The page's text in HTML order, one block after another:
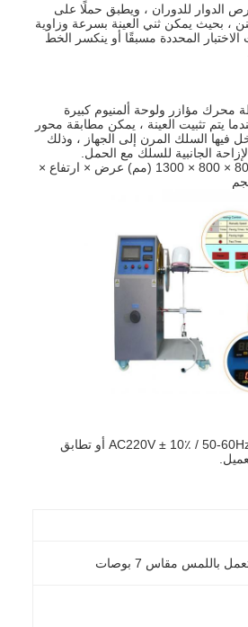
الدوار للدوران ، ويطبق حملًا على
، بحيث يمكن ثني العينة بسرعة وزاوية
المحددة مسبقًا أو ينكسر الخط
محرك مؤازر ولوحة ألمنيوم كبيرة
يتم تثبيت العينة ، يمكن مطابقة محور
فيها السلك المرن إلى الجهاز ، وذلك
الجانبية للسلك مع الحمل.
أبعاد المعدات: حوالي: 800 × 800 × 1300 (مم) عرض × ارتفاع ×
مزود الطاقة: AC220V ± 10٪ / 50-60Hz ، 0.3KW أو تطابق